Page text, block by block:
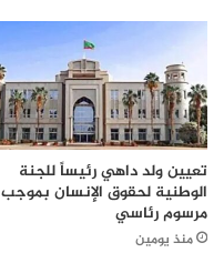
تعيين ولد داهي رئيساً للجنة
الوطنية لحقوق الإنسان بموجب
مرسوم رئاسي
منذ يومين